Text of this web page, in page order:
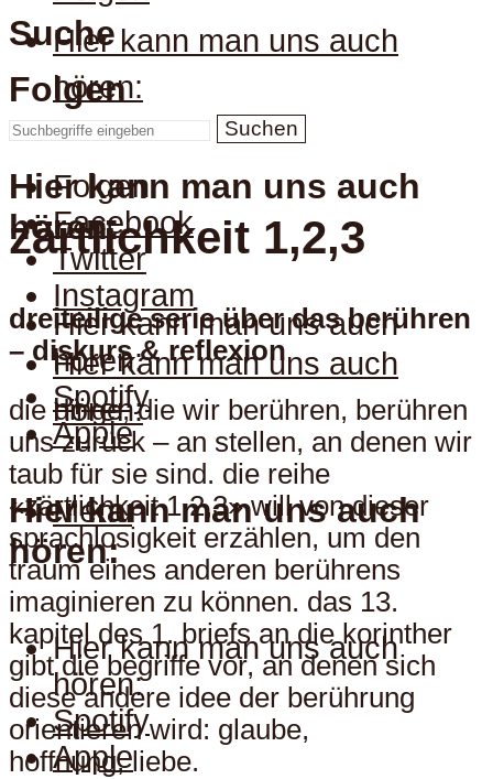
Suche
Suchen
Hier kann man uns auch
hören:
Hier kann man uns auch
hören:
Hier kann man uns auch
hören:
Spotify
Apple
Menu
Folgen
Folgen
Facebook
Twitter
Instagram
Hier kann man uns auch
hören:
Hier kann man uns auch
hören:
Hier kann man uns auch
hören:
Spotify
Apple
zärtlichkeit 1,2,3
dreiteilige serie über das berühren
– diskurs & reflexion
die dinge, die wir berühren, berühren
uns zurück – an stellen, an denen wir
taub für sie sind. die reihe
«zärtlichkeit 1,2,3» will von dieser
sprachlosigkeit erzählen, um den
traum eines anderen berührens
imaginieren zu können. das 13.
kapitel des 1. briefs an die korinther
gibt die begriffe vor, an denen sich
diese andere idee der berührung
orientieren wird: glaube,
hoffnung, liebe.